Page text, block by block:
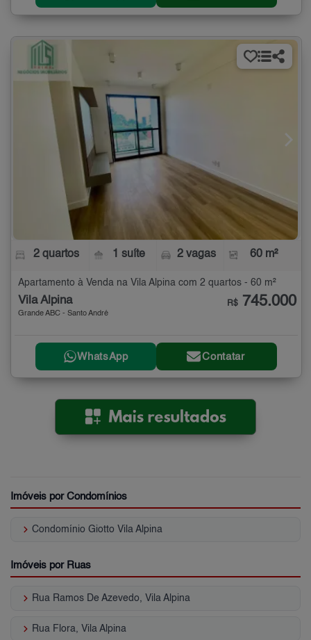
2 quartos 1 suíte 2 vagas 60 m²
Apartamento à Venda na Vila Alpina com 2 quartos - 60 m²
Vila Alpina
Grande ABC - Santo André
R$ 745.000
WhatsApp Contatar
Imóveis por Condomínios
keyboard_arrow_right Condomínio Giotto Vila Alpina
Imóveis por Ruas
keyboard_arrow_right Rua Ramos De Azevedo, Vila Alpina
keyboard_arrow_right Rua Flora, Vila Alpina